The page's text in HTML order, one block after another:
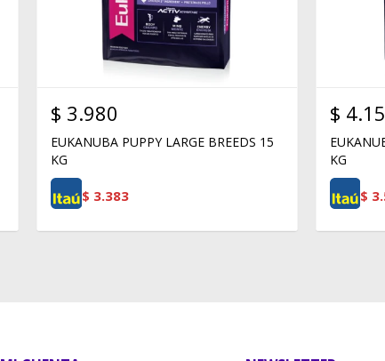
$ 3.980
EUKANUBA PUPPY LARGE BREEDS 15
KG
$ 3.383
$
KG
$